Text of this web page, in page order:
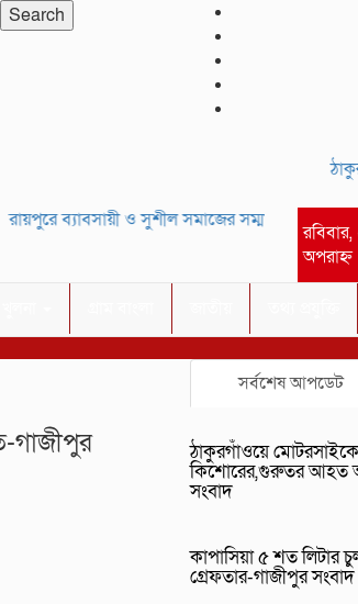
Search
ব্যাবসায়ী ও সুশীল সমাজের সম্মানে সাইদ
অপরাহ্ন
গাজীপুর
সর্বশেষ আপডেট
ঠাকুরগাঁওয়ে
কিশোরের,গুরুতর আহত
সংবাদ
কাপাসিয়া ৫ শত লিটার
গ্রেফতার-গাজীপুর সংবাদ